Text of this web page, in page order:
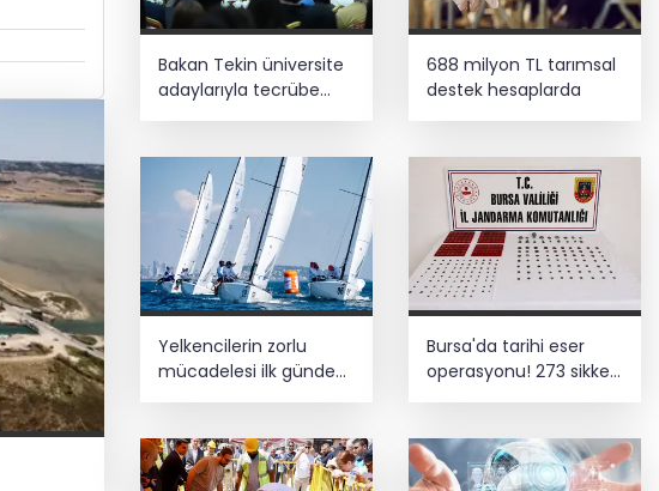
Bakan Tekin üniversite
adaylarıyla tecrübe
688 milyon TL tarımsal
destek hesaplarda
Yelkencilerin zorlu
mücadelesi ilk günde
nefes kesti
Bursa'da tarihi eser
operasyonu! 273 sikke
ve 18 obje ele geçirildi